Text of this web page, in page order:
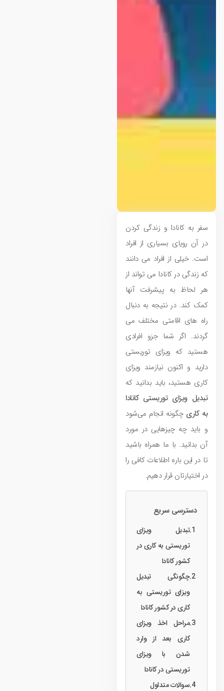
سفر به کانادا و زندگی کردن
در آن رویای بسیاری از افراد
است‌. خیلی از افراد می‌ دانند
که زندگی در کانادا می‌ تواند از
هر لحاظ به پیشرفت آنها
کمک کند. در نتیجه به دنبال
راه‌ های اقامتی مختلف می
‌گردند. اگر شما جزو افرادی
هستید که ویزای توریستی
دارید و اکنون نیازمند ویزای
کاری هستید، باید بدانید که
تبدیل ویزای توریستی کانادا
به کاری چگونه انجام می‌شود
و باید چه چیزهایی در مورد
آن بدانید. با ما همراه باشید
تا در این باره اطلاعات کافی را
در اختیارتان قرار دهیم.
دسترسی سریع
تبدیل ویزای
توریستی به کاری در
کشور کانادا
چگونگی تبدیل
ویزای توریستی به
کاری در کشور کانادا
مراحل اخذ ویزای
کاری بعد از وارد
شدن با ویزای
توریستی در کانادا
سوالات متداول